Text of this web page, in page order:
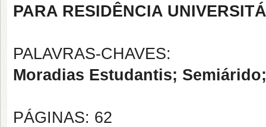
PARA RESIDÊNCIA
PALAVRAS-CHAVES:
Moradias Estudantis;
PÁGINAS: 62